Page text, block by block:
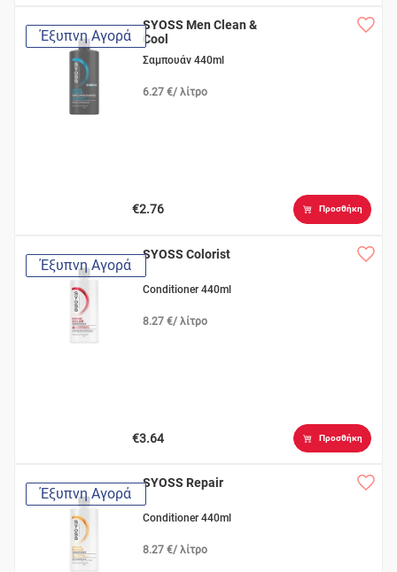
Έξυπνη Αγορά
SYOSS Men Clean &
Cool
Σαμπουάν 440ml
6.27 €/ λίτρο
€2.76 Προσθήκη
Έξυπνη Αγορά
SYOSS Colorist
Conditioner 440ml
8.27 €/ λίτρο
€3.64 Προσθήκη
Έξυπνη Αγορά
SYOSS Repair
Conditioner 440ml
8.27 €/ λίτρο